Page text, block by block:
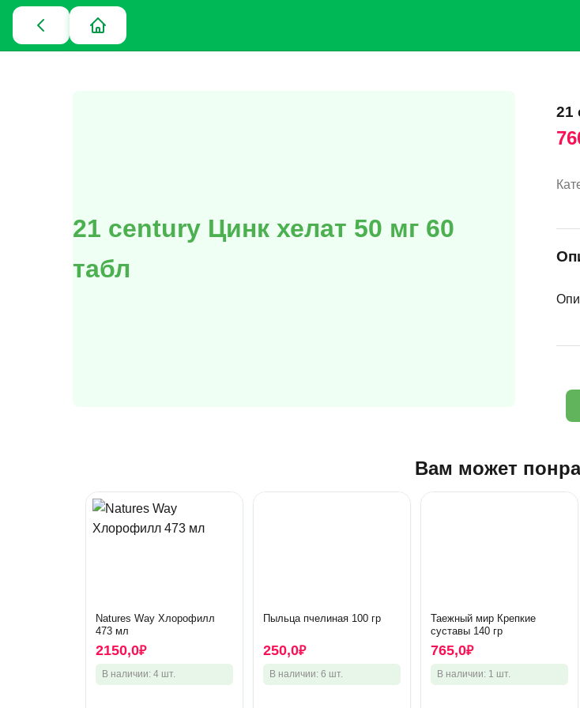
21 century Цинк хелат 50 мг 60
табл
21
Вам может
Natures Way Хлорофилл
473 мл
2150,0₽
В наличии: 4 шт.
Пыльца пчелиная 100 гр
250,0₽
В наличии: 6 шт.
Таежный мир Крепкие
суставы 140 гр
765,0₽
В наличии: 1 шт.